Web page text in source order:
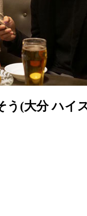
う(大分 ハイ